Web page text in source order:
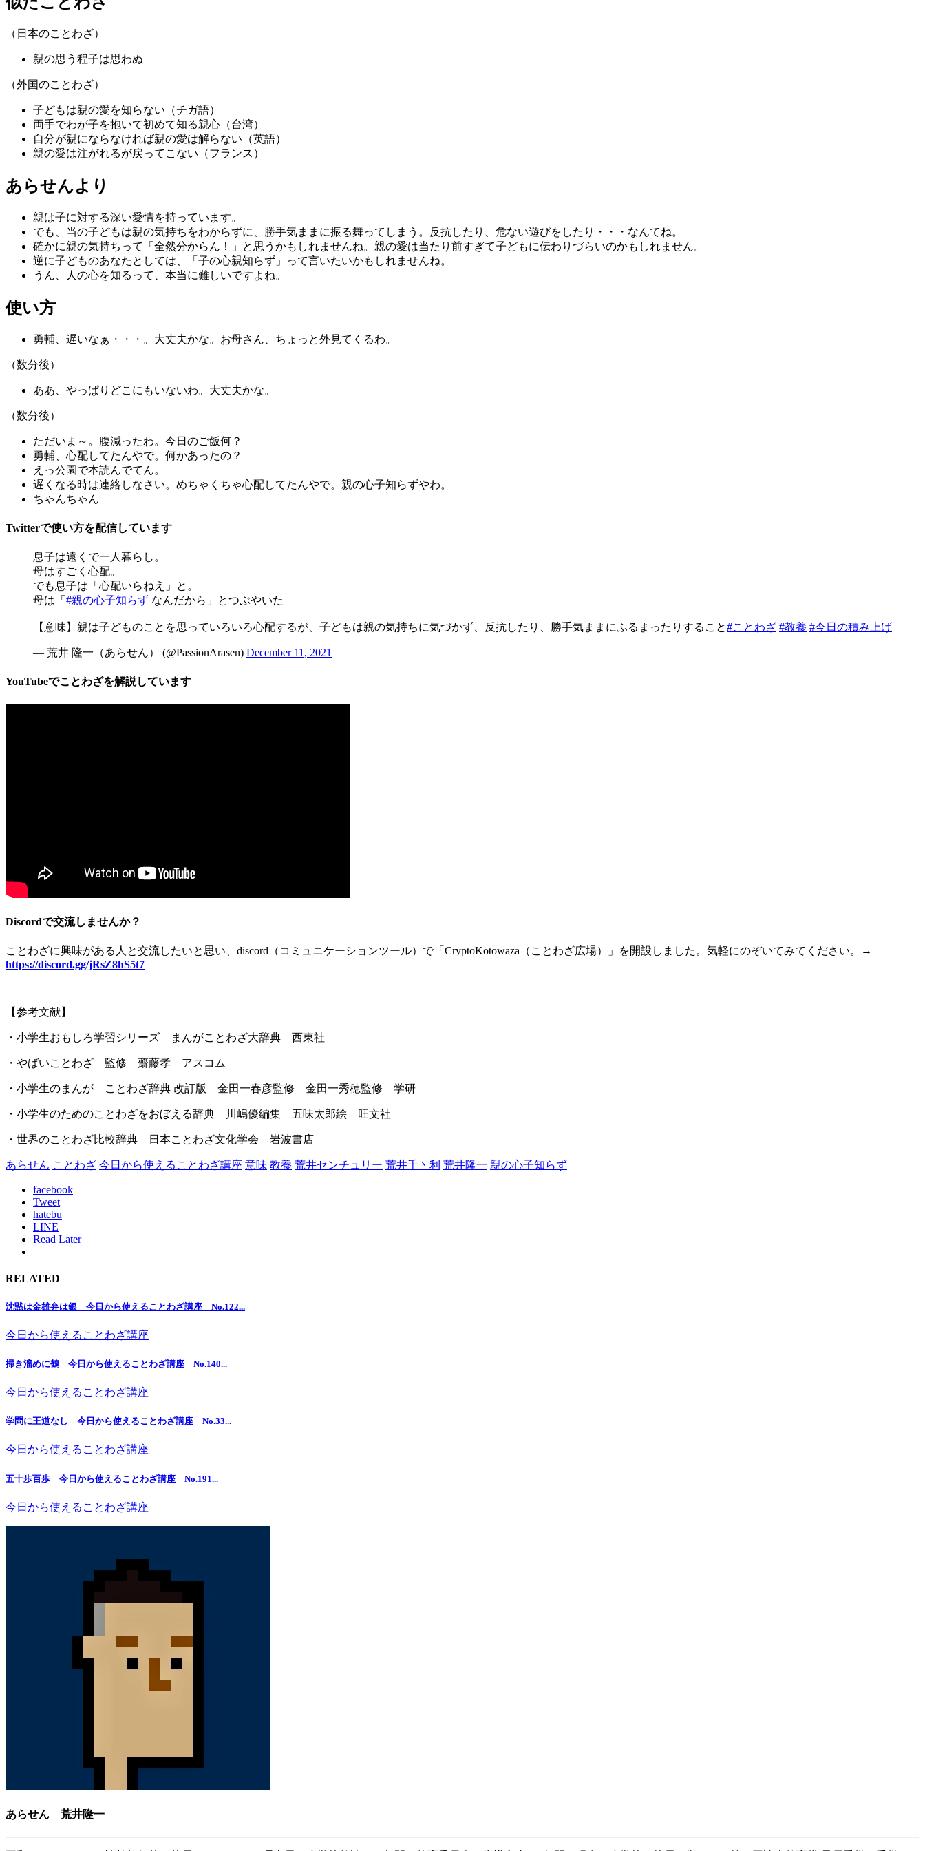
（日本のことわざ）
親の思う程子は思わぬ
（外国のことわざ）
子どもは親の愛を知らない（チガ語）
両手でわが子を抱いて初めて知る親心（台湾）
自分が親にならなければ親の愛は解らない（英語）
親の愛は注がれるが戻ってこない（フランス）
あらせんより
親は子に対する深い愛情を持っています。
でも、当の子どもは親の気持ちをわからずに、勝手気ままに振る舞ってしまう。反抗したり、危ない遊びをしたり・・・なんてね。
確かに親の気持ちって「全然分からん！」と思うかもしれませんね。親の愛は当たり前すぎて子どもに伝わりづらいのかもしれません。
逆に子どものあなたとしては、「子の心親知らず」って言いたいかもしれませんね。
うん、人の心を知るって、本当に難しいですよね。
使い方
勇輔、遅いなぁ・・・。大丈夫かな。お母さん、ちょっと外見てくるわ。
（数分後）
ああ、やっぱりどこにもいないわ。大丈夫かな。
（数分後）
ただいま～。腹減ったわ。今日のご飯何？
勇輔、心配してたんやで。何かあったの？
えっ公園で本読んでてん。
遅くなる時は連絡しなさい。めちゃくちゃ心配してたんやで。親の心子知らずやわ。
ちゃんちゃん
Twitterで使い方を配信しています
息子は遠くで一人暮らし。
母はすごく心配。
でも息子は「心配いらねえ」と。
母は「 #親の心子知らず なんだから」とつぶやいた
【意味】親は子どものことを思っていろいろ心配するが、子どもは親の気持ちに気づかず、反抗したり、勝手気ままにふるまったりすること#ことわざ #教養 #今日の積み上げ
— 荒井 隆一（あらせん） (@PassionArasen) December 11, 2021
YouTubeでことわざを解説しています
Discordで交流しませんか？
ことわざに興味がある人と交流したいと思い、 discord （コミュニケーションツール）で「 CryptoKotowaza （ことわざ広場）」を開設しました。気軽にのぞいてみてください。
→
https://discord.gg/jRsZ8hS5t7
【参考文献】
・小学生おもしろ学習シリーズ まんがことわざ大辞典 西東社
・やばいことわざ 監修 齋藤孝 アスコム
・小学生のまんが ことわざ辞典 改訂版 金田一春彦監修 金田一秀穂監修 学研
・小学生のためのことわざをおぼえる辞典 川嶋優編集 五味太郎絵 旺文社
・世界のことわざ比較辞典 日本ことわざ文化学会 岩波書店
あらせん ことわざ 今日から使えることわざ講座 意味 教養 荒井センチュリー 荒井千丶利 荒井隆一 親の心子知らず
facebook
Tweet
hatebu
LINE
Read Later
RELATED
沈黙は金雄弁は銀 今日から使えることわざ講座 No.122...
今日から使えることわざ講座
掃き溜めに鶴 今日から使えることわざ講座 No.140...
今日から使えることわざ講座
学問に王道なし 今日から使えることわざ講座 No.33...
今日から使えることわざ講座
五十歩百歩 今日から使えることわざ講座 No.191...
今日から使えることわざ講座
あらせん 荒井隆一